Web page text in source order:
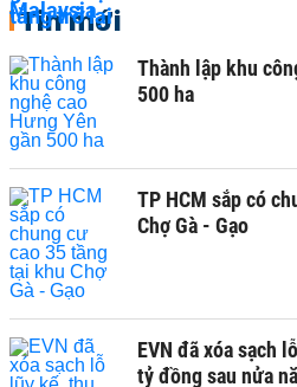
Tin mới
Thành lập khu
500 ha
TP HCM sắp có
Chợ Gà - Gạo
EVN đã xóa sạch
tỷ đồng sau nửa